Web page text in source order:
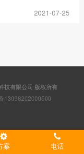
2021-07-25
技有限公司 版权所有
13098202000500
案 电话